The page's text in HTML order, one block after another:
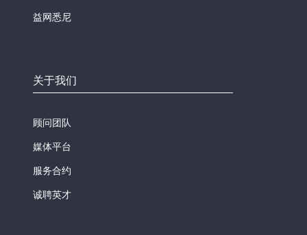
益网悉尼
关于我们
顾问团队
媒体平台
服务合约
诚聘英才